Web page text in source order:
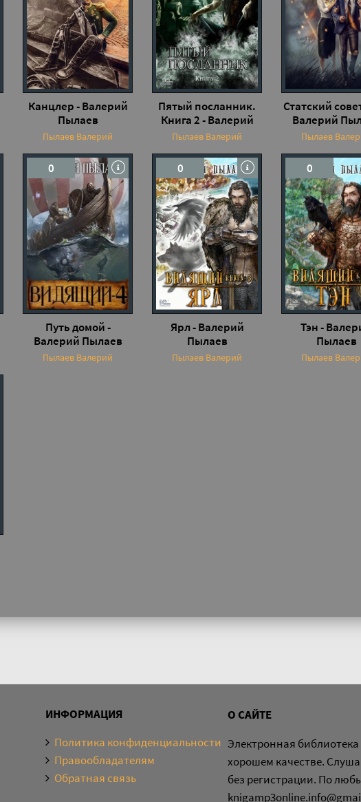
Канцлер - Валерий
Пылаев
Пылаев Валерий
Пятый посланник.
Книга 2 - Валерий
Пылаев
Пылаев Валерий
Статский
Валерий
Пылаев
0
Путь домой -
Валерий Пылаев
Пылаев Валерий
0
Ярл - Валерий
Пылаев
Пылаев Валерий
0
Тэн -
Пылаев
Пылаев
ИНФОРМАЦИЯ
Политика конфиденциальности
Правообладателям
Обратная связь
О САЙТЕ
Электронная библиотека
хорошем качестве.
без регистрации. По